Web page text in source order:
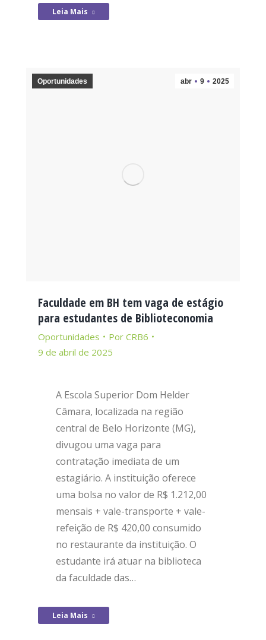
Leia Mais
abr 9 2025
Oportunidades
Faculdade em BH tem vaga de estágio
para estudantes de Biblioteconomia
Oportunidades Por CRB6
9 de abril de 2025
A Escola Superior Dom Helder
Câmara, localizada na região
central de Belo Horizonte (MG),
divugou uma vaga para
contratação imediata de um
estagiário. A instituição oferece
uma bolsa no valor de R$ 1.212,00
mensais + vale-transporte + vale-
refeição de R$ 420,00 consumido
no restaurante da instituição. O
estudante irá atuar na biblioteca
da faculdade das…
Leia Mais